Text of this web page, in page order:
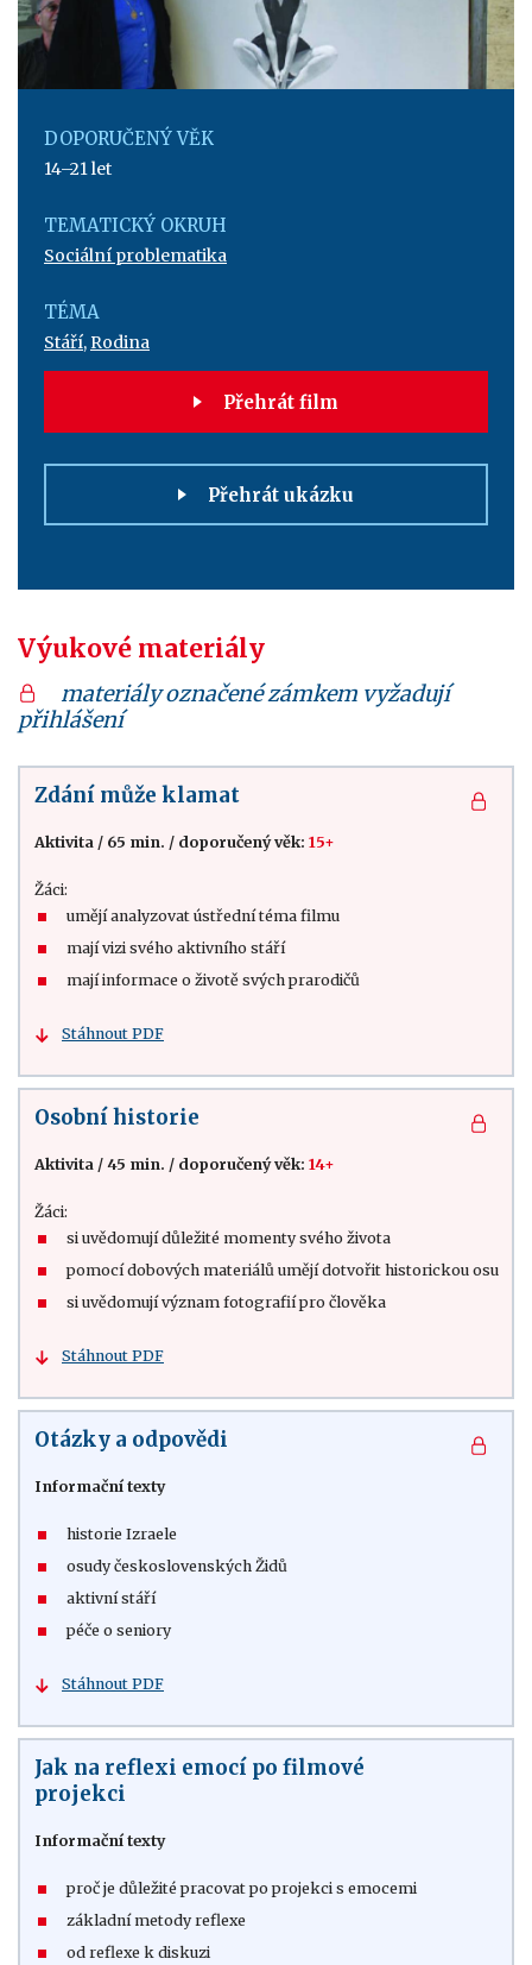
DOPORUČENÝ VĚK
14–21 let
TEMATICKÝ OKRUH
Sociální problematika
TÉMA
Stáří,Rodina
Přehrát film
Přehrát ukázku
Výukové materiály
materiály označené zámkem vyžadují
přihlášení
Zdání může klamat
Aktivita / 65 min. / doporučený věk: 15+
Žáci:
umějí analyzovat ústřední téma filmu
mají vizi svého aktivního stáří
mají informace o životě svých prarodičů
Stáhnout PDF
Osobní historie
Aktivita / 45 min. / doporučený věk: 14+
Žáci:
si uvědomují důležité momenty svého života
pomocí dobových materiálů umějí dotvořit historickou osu
si uvědomují význam fotografií pro člověka
Stáhnout PDF
Otázky a odpovědi
Informační texty
historie Izraele
osudy československých Židů
aktivní stáří
péče o seniory
Stáhnout PDF
Jak na reflexi emocí po filmové
projekci
Informační texty
proč je důležité pracovat po projekci s emocemi
základní metody reflexe
od reflexe k diskuzi